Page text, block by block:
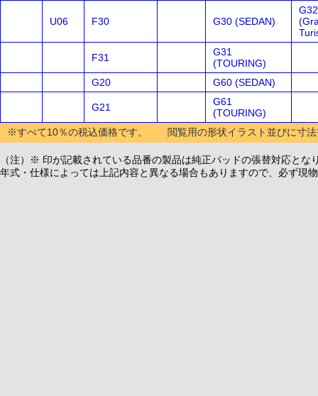
U06 F30 G30 (SEDAN)
G32
F31
G31
(TOURING)
G20
G60 (SEDAN)
G21
G61
(TOURING)
※すべて10％の税込価格です。 閲覧用の形状イラスト並びに寸法
（注）※ 印が記載されている品番の製品は純正パッドの張替対応とな
年式・仕様によっては上記内容と異なる場合もありますので、必ず現